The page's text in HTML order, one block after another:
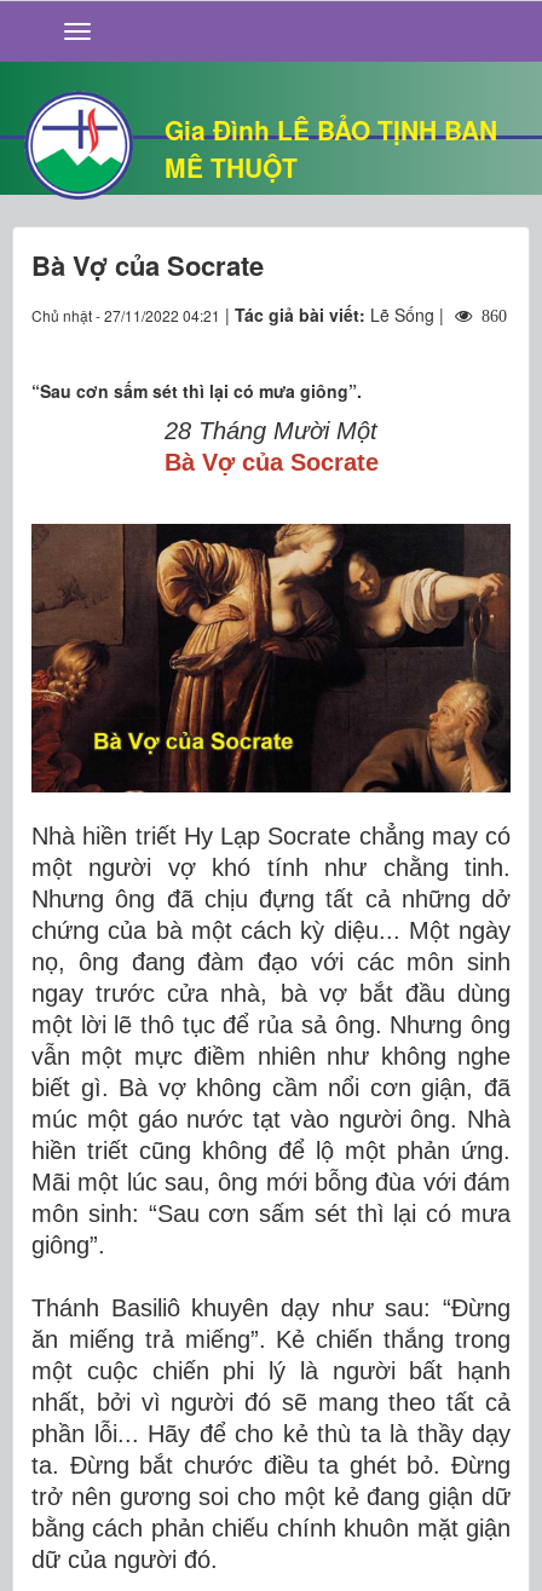
Gia Đình LÊ BẢO TỊNH BAN
MÊ THUỘT
GIỚI THIỆU
TIN TỨC
SỐNG ĐẠO
CHUYỆN NHÀ
QUÁN VĂN
THƯ GIÃN
Bà Vợ của Socrate
Chủ nhật - 27/11/2022 04:21 | Tác giả bài viết: Lẽ Sống | 860
“Sau cơn sấm sét thì lại có mưa giông”.
28 Tháng Mười Một
Bà Vợ của Socrate
Nhà hiền triết Hy Lạp Socrate chẳng may có
một người vợ khó tính như chằng tinh.
Nhưng ông đã chịu đựng tất cả những dở
chứng của bà một cách kỳ diệu... Một ngày
nọ, ông đang đàm đạo với các môn sinh
ngay trước cửa nhà, bà vợ bắt đầu dùng
một lời lẽ thô tục để rủa sả ông. Nhưng ông
vẫn một mực điềm nhiên như không nghe
biết gì. Bà vợ không cầm nổi cơn giận, đã
múc một gáo nước tạt vào người ông. Nhà
hiền triết cũng không để lộ một phản ứng.
Mãi một lúc sau, ông mới bỗng đùa với đám
môn sinh: “Sau cơn sấm sét thì lại có mưa
giông”.
Thánh Basiliô khuyên dạy như sau: “Ðừng
ăn miếng trả miếng”. Kẻ chiến thắng trong
một cuộc chiến phi lý là người bất hạnh
nhất, bởi vì người đó sẽ mang theo tất cả
phần lỗi... Hãy để cho kẻ thù ta là thầy dạy
ta. Ðừng bắt chước điều ta ghét bỏ. Ðừng
trở nên gương soi cho một kẻ đang giận dữ
bằng cách phản chiếu chính khuôn mặt giận
dữ của người đó.